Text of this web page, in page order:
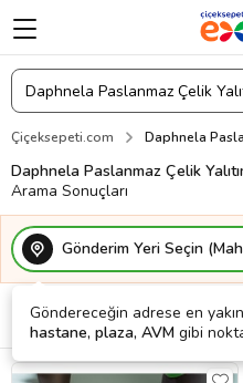
Çiçeksepeti.com Daphnela
Daphnela Paslanmaz Çelik
Arama Sonuçları
Gönderim Yeri Seçin
Göndereceğin adrese en yakın
hastane, plaza, AVM gibi
Filtrele Sırala